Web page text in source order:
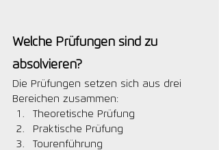
Welche Prüfungen sind zu
absolvieren?
Die Prüfungen setzen sich aus drei
Bereichen zusammen:
Theoretische Prüfung
Praktische Prüfung
Tourenführung